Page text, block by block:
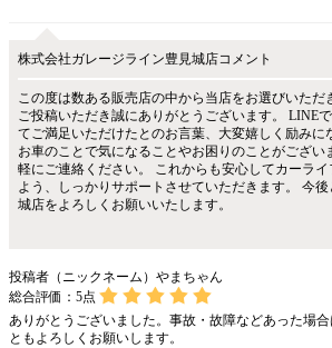
株式会社ガレージライン豊見城店コメント
この度は数ある販売店の中から当店をお選びいただ
ご投稿いただき誠にありがとうございます。 LINE
てご満足いただけたとのお言葉、大変嬉しく励みに
お車のことで気になることやお困りのことがござい
軽にご連絡ください。 これからも安心してカーラ
よう、しっかりサポートさせていただきます。 今
城店をよろしくお願いいたします。
投稿者（ニックネーム）やまちゃん
総合評価： 5点
ありがとうございました。事故・故障などあった場
ともよろしくお願いします。